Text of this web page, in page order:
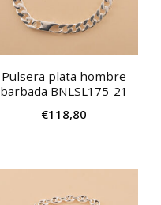
Pulsera plata hombre
barbada BNLSL175-21
€118,80